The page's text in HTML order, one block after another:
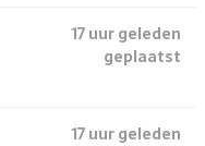
17 uur geleden
geplaatst
17 uur geleden